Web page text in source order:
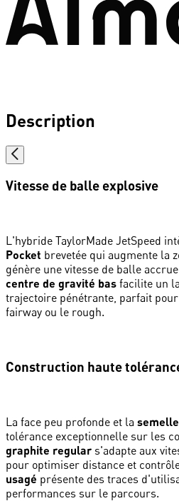
Description
Vitesse de balle explosive
L'hybride TaylorMade JetSpeed
Pocket brevetée qui augmente la
génère une vitesse de balle
centre de gravité bas facilite un
trajectoire pénétrante, parfait
fairway ou le rough.
Construction haute
La face peu profonde et la
tolérance exceptionnelle sur les
graphite regular s'adapte aux
pour optimiser distance et
usagé présente des traces
performances sur le parcours.